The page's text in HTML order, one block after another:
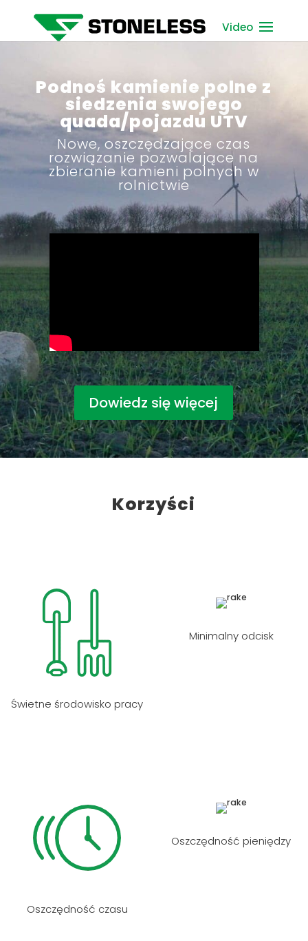
Video
Podnoś kamienie polne z
siedzenia swojego
quada/pojazdu UTV
Nowe, oszczędzające czas
rozwiązanie pozwalające na
zbieranie kamieni polnych w
rolnictwie
Dowiedz się więcej
Korzyści
Świetne środowisko pracy
Minimalny odcisk
Oszczędność czasu
Oszczędność pieniędzy